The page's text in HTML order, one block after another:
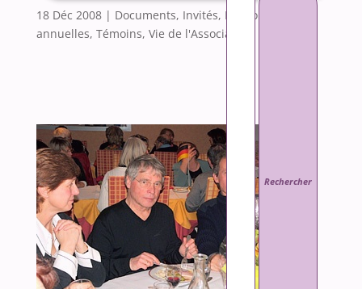
18 Déc 2008| Documents, Invités, Rencontres
annuelles, Témoins, Vie de l'Association